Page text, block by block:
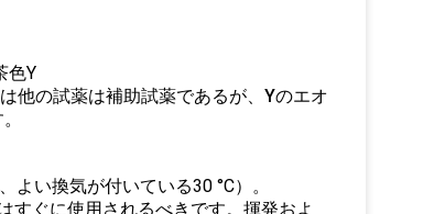
色Y
他の試薬は補助試薬であるが、Yのエオ
よい換気が付いている30 °C） 。
すぐに使用されるべきです。揮発およ